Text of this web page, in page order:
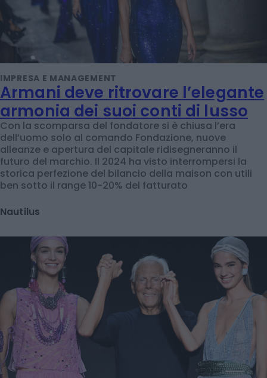
IMPRESA E MANAGEMENT
Armani deve ritrovare l’elegante
armonia dei suoi conti di lusso
Con la scomparsa del fondatore si è chiusa l’era
dell’uomo solo al comando Fondazione, nuove
alleanze e apertura del capitale ridisegneranno il
futuro del marchio. Il 2024 ha visto interrompersi la
storica perfezione del bilancio della maison con utili
ben sotto il range 10-20% del fatturato
Nautilus